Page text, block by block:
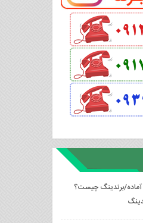
برندینگ چیست؟